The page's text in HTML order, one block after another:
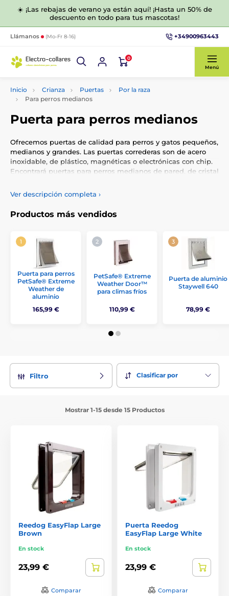
☀️ ¡Las rebajas de verano ya están aquí! ¡Hasta un 50% de
descuento en todo para tus mascotas!
Llámanos (Mo-Fr 8-16) +34900963443
0
Menú
Inicio Crianza Puertas
Por la raza
Para perros medianos
Puerta para perros medianos
Ofrecemos puertas de calidad para perros y gatos pequeños,
medianos y grandes. Las puertas correderas son de acero
inoxidable, de plástico, magnéticas o electrónicas con chip.
Encontrará puertas para perros medianos de pared, de cristal
Ver descripción completa ›
Productos más vendidos
Puerta para perros
PetSafe® Extreme
Weather de
aluminio
165,99 €
PetSafe® Extreme
Weather Door™
para climas fríos
110,99 €
Puerta de aluminio
Staywell 640
78,99 €
Filtro Clasificar por
Mostrar 1-15 desde 15 Productos
Reedog EasyFlap Large
Brown
En stock
23,99 €
Comparar
Puerta Reedog
EasyFlap Large White
En stock
23,99 €
Comparar